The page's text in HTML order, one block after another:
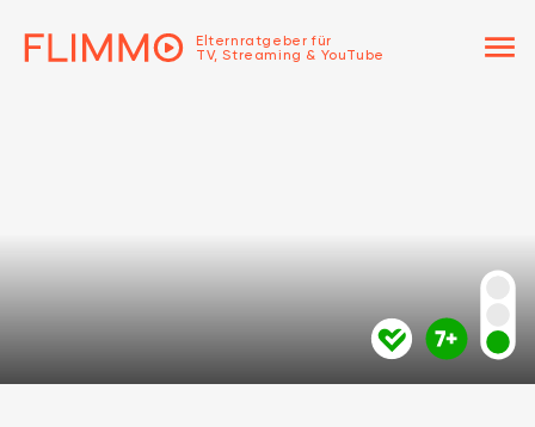
Elternratgeber für
TV, Streaming & YouTube
menu